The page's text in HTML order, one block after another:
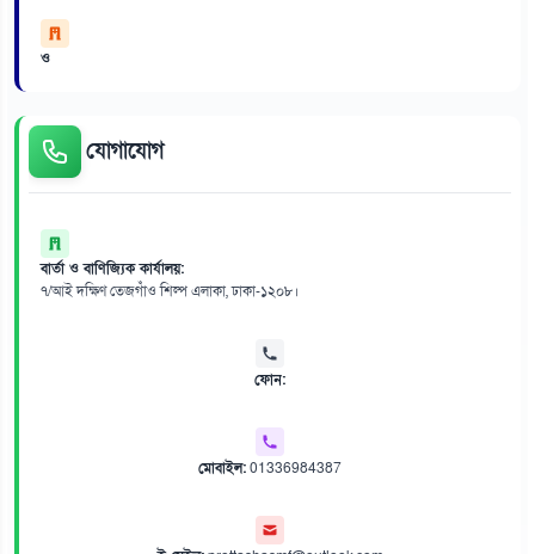
ও
যোগাযোগ
বার্তা ও বাণিজ্যিক কার্যালয়:
৭/আই দক্ষিণ তেজগাঁও শিল্প এলাকা, ঢাকা-১২০৮।
ফোন:
মোবাইল:01336984387